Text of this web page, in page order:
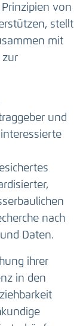
von
stellt
mit
zur
und
nach
Daten.
ihrer
in den